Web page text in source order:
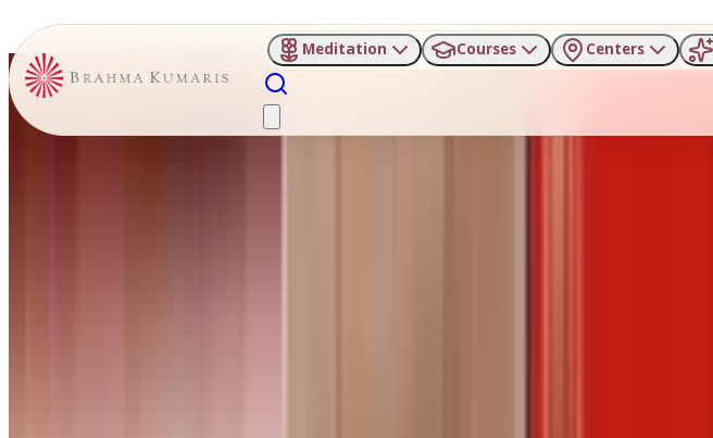
Meditation Courses Centers